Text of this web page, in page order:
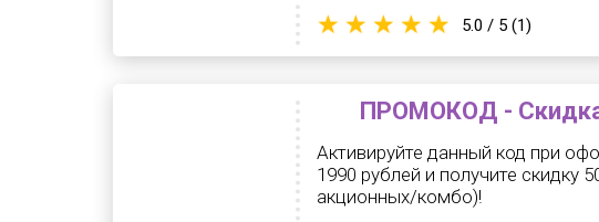
5.0 / 5 (1)
ПРОМОКОД - Скидка
Активируйте данный код при
1990 рублей и получите скидку
акционных/комбо)!